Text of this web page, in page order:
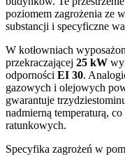
poziomem zagrożenia ze
substancji i specyficzne
W kotłowniach
przekraczającej 25 kW
odporności EI 30.
gazowych i olejowych
gwarantuje
nadmierną temperaturą,
ratunkowych.
Specyfika zagrożeń w